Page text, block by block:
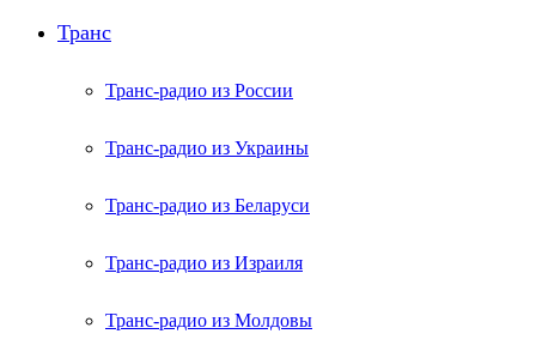
Транс
Транс-радио из России
Транс-радио из Украины
Транс-радио из Беларуси
Транс-радио из Израиля
Транс-радио из Молдовы